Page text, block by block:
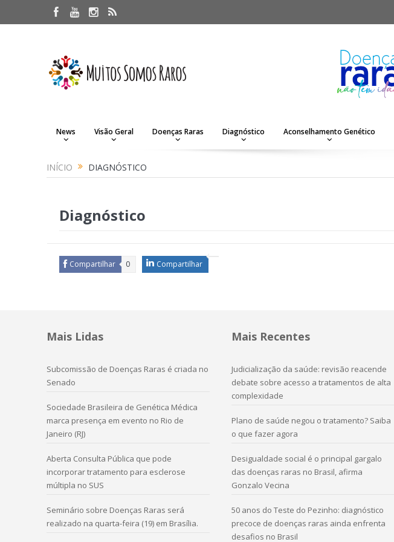
News Visão Geral Doenças Raras Diagnóstico Aconselhamento Genético
INÍCIO DIAGNÓSTICO
Diagnóstico
Compartilhar 0 Compartilhar
Mais Lidas
Subcomissão de Doenças Raras é criada no
Senado
Sociedade Brasileira de Genética Médica
marca presença em evento no Rio de
Janeiro (RJ)
Aberta Consulta Pública que pode
incorporar tratamento para esclerose
múltipla no SUS
Seminário sobre Doenças Raras será
realizado na quarta-feira (19) em Brasília.
Mais Recentes
Judicialização da saúde: revisão reacende
debate sobre acesso a tratamentos de alta
complexidade
Plano de saúde negou o tratamento? Saiba
o que fazer agora
Desigualdade social é o principal gargalo
das doenças raras no Brasil, afirma
Gonzalo Vecina
50 anos do Teste do Pezinho: diagnóstico
precoce de doenças raras ainda enfrenta
desafios no Brasil